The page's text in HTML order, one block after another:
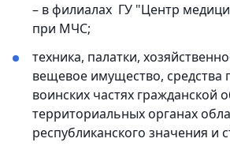
– в филиалах ГУ "Центр
при МЧС;
техника, палатки,
вещевое имущество, средства
воинских частях гражданской
территориальных органах
республиканского значения и